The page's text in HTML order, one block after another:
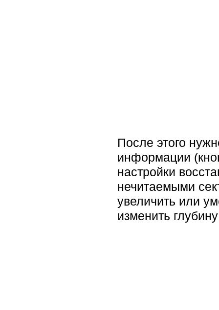
После этого
информации
настройки
нечитаемыми
увеличить или
изменить